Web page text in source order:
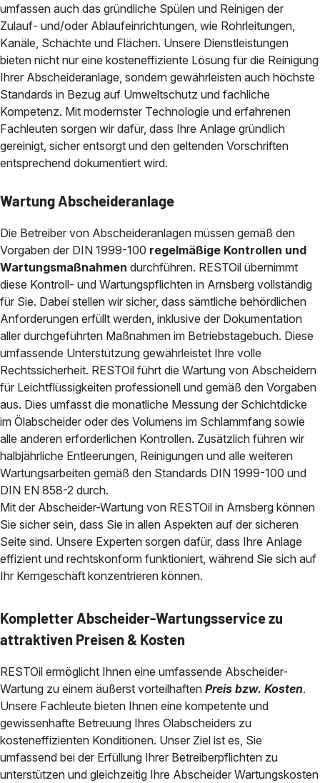
umfassen auch das gründliche Spülen und Reinigen der
Zulauf- und/oder Ablaufeinrichtungen, wie Rohrleitungen,
Kanäle, Schächte und Flächen. Unsere Dienstleistungen
bieten nicht nur eine kosteneffiziente Lösung für die Reinigung
Ihrer Abscheideranlage, sondern gewährleisten auch höchste
Standards in Bezug auf Umweltschutz und fachliche
Kompetenz. Mit modernster Technologie und erfahrenen
Fachleuten sorgen wir dafür, dass Ihre Anlage gründlich
gereinigt, sicher entsorgt und den geltenden Vorschriften
entsprechend dokumentiert wird.
Wartung Abscheideranlage
Die Betreiber von Abscheideranlagen müssen gemäß den
Vorgaben der DIN 1999-100 regelmäßige Kontrollen und
Wartungsmaßnahmen durchführen. RESTOil übernimmt
diese Kontroll- und Wartungspflichten in Arnsberg vollständig
für Sie. Dabei stellen wir sicher, dass sämtliche behördlichen
Anforderungen erfüllt werden, inklusive der Dokumentation
aller durchgeführten Maßnahmen im Betriebstagebuch. Diese
umfassende Unterstützung gewährleistet Ihre volle
Rechtssicherheit. RESTOil führt die Wartung von Abscheidern
für Leichtflüssigkeiten professionell und gemäß den Vorgaben
aus. Dies umfasst die monatliche Messung der Schichtdicke
im Ölabscheider oder des Volumens im Schlammfang sowie
alle anderen erforderlichen Kontrollen. Zusätzlich führen wir
halbjährliche Entleerungen, Reinigungen und alle weiteren
Wartungsarbeiten gemäß den Standards DIN 1999-100 und
DIN EN 858-2 durch.
Mit der Abscheider-Wartung von RESTOil in Arnsberg können
Sie sicher sein, dass Sie in allen Aspekten auf der sicheren
Seite sind. Unsere Experten sorgen dafür, dass Ihre Anlage
effizient und rechtskonform funktioniert, während Sie sich auf
Ihr Kerngeschäft konzentrieren können.
Kompletter Abscheider-Wartungsservice zu
attraktiven Preisen & Kosten
RESTOil ermöglicht Ihnen eine umfassende Abscheider-
Wartung zu einem äußerst vorteilhaften Preis bzw. Kosten.
Unsere Fachleute bieten Ihnen eine kompetente und
gewissenhafte Betreuung Ihres Ölabscheiders zu
kosteneffizienten Konditionen. Unser Ziel ist es, Sie
umfassend bei der Erfüllung Ihrer Betreiberpflichten zu
unterstützen und gleichzeitig Ihre Abscheider Wartungskosten